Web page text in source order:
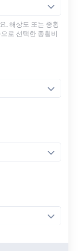
. 해상도 또는 종횡
로 선택한 종횡비